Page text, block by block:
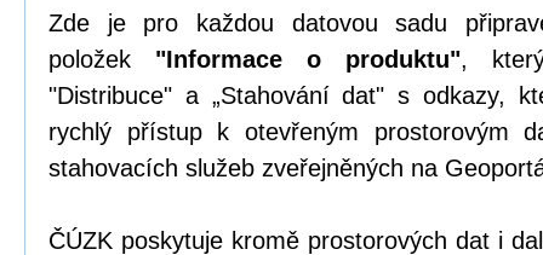
Zde je pro každou datovou sadu
položek "Informace o produktu",
"Distribuce" a „Stahování dat" s odkazy,
rychlý přístup k otevřeným prostorovým
stahovacích služeb zveřejněných na
ČÚZK poskytuje kromě prostorových dat i